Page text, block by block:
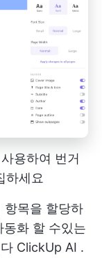
용하여 번거
하세요
항목을 할당하
화 할 수있는
ClickUp AI .